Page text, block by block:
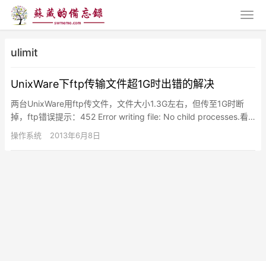
ulimit
UnixWare下ftp传输文件超1G时出错的解决
两台UnixWare用ftp传文件，文件大小1.3G左右，但传至1G时断
掉，ftp错误提示：452 Error writing file: No child processes.看…
操作系统 2013年6月8日